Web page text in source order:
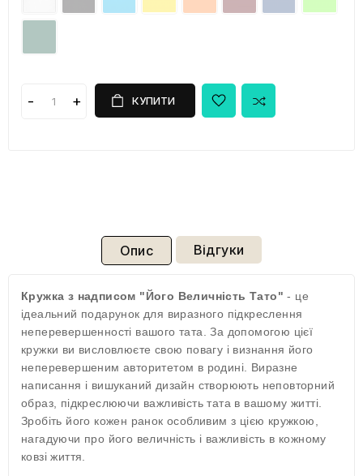
КУПИТИ
Опис Відгуки
Кружка з надписом "Його Величність Тато" - це
ідеальний подарунок для виразного підкреслення
неперевершенності вашого тата. За допомогою цієї
кружки ви висловлюєте свою повагу і визнання його
неперевершеним авторитетом в родині. Виразне
написання і вишуканий дизайн створюють неповторний
образ, підкреслюючи важливість тата в вашому житті.
Зробіть його кожен ранок особливим з цією кружкою,
нагадуючи про його величність і важливість в кожному
ковзі життя.